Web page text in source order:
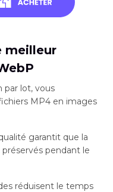
meilleur
par lot, vous
MP4 en images
garantit que la
pendant le
réduisent le temps